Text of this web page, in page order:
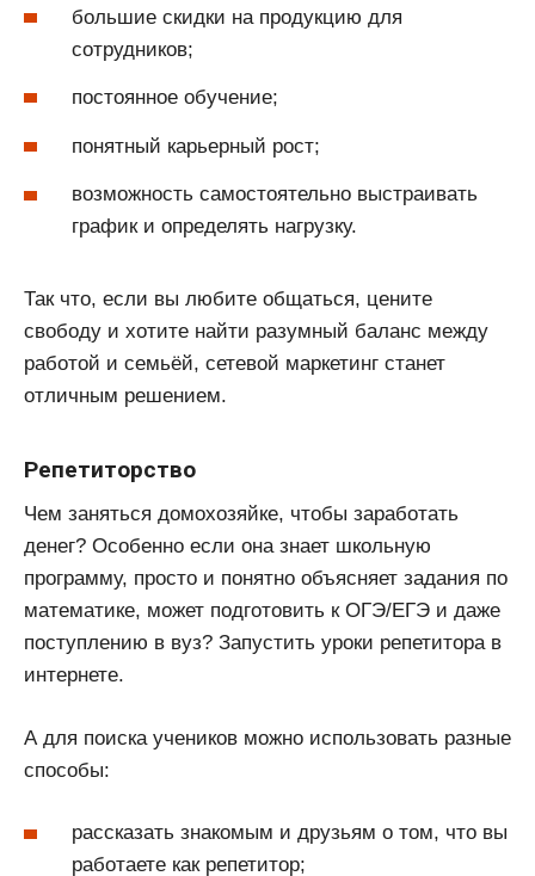
большие скидки на продукцию для
сотрудников;
постоянное обучение;
понятный карьерный рост;
возможность самостоятельно выстраивать
график и определять нагрузку.
Так что, если вы любите общаться, цените
свободу и хотите найти разумный баланс между
работой и семьёй, сетевой маркетинг станет
отличным решением.
Репетиторство
Чем заняться домохозяйке, чтобы заработать
денег? Особенно если она знает школьную
программу, просто и понятно объясняет задания по
математике, может подготовить к ОГЭ/ЕГЭ и даже
поступлению в вуз? Запустить уроки репетитора в
интернете.
А для поиска учеников можно использовать разные
способы:
рассказать знакомым и друзьям о том, что вы
работаете как репетитор;